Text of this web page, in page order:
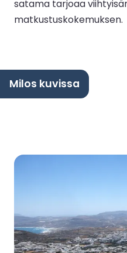
satama tarjoaa
matkustuskokemuksen.
Milos kuvissa